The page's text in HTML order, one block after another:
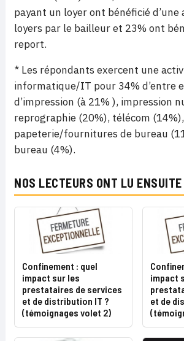
payant un loyer ont bénéficié d’une
loyers par le bailleur et 23% ont
report.
* Les répondants exercent une
informatique/IT pour 34% d’entre
d’impression (à 21% ), impression
reprographie (20%), télécom (14%),
papeterie/fournitures de bureau
bureau (4%).
NOS LECTEURS ONT LU ENSUITE
Confinement : quel
impact sur les
prestataires de services
et de distribution IT ?
(témoignages volet 2)
impact
et de